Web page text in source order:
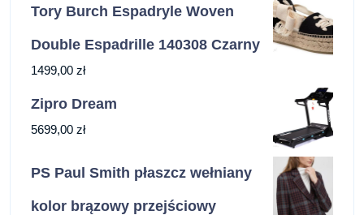
Tory Burch Espadryle Woven
Double Espadrille 140308 Czarny
1499,00 zł
Zipro Dream
5699,00 zł
PS Paul Smith płaszcz wełniany
kolor brązowy przejściowy